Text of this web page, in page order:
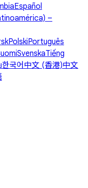
Español
–
PolskiPortuguês
SvenskaTiếng
한국어 中文 (香港)中文